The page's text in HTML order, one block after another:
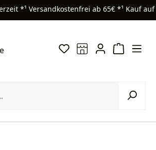
*¹ Versandkostenfrei ab 65€ *¹ Kauf